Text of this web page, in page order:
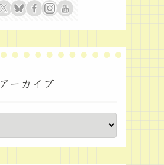
アーカイブ